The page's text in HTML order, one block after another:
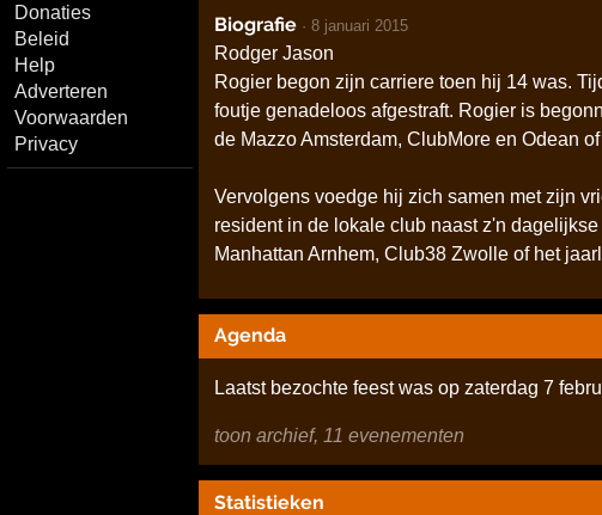
Donaties
Beleid
Help
Adverteren
Voorwaarden
Privacy
Biografie · 8 januari 2015
Rodger Jason
Rogier begon zijn carriere toen hij 14 was.
foutje genadeloos afgestraft. Rogier is
de Mazzo Amsterdam, ClubMore en Odean
Vervolgens voedge hij zich samen met zijn
resident in de lokale club naast z'n
Manhattan Arnhem, Club38 Zwolle of het
Agenda
Laatst bezochte feest was op zaterdag 7
toon archief, 11 evenementen
Statistieken